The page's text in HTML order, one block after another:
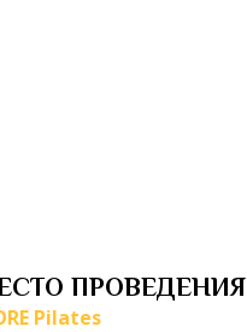
ПРОВЕДЕНИЯ
Pilates